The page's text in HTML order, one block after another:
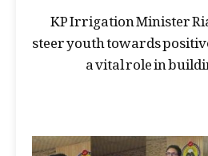
KP Irrigation Minister
steer youth towards
a vital role in